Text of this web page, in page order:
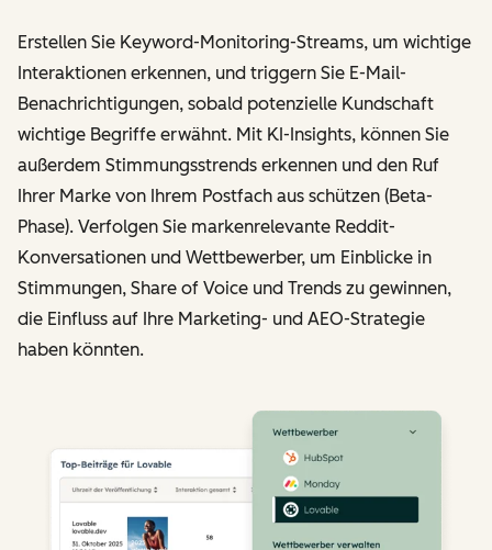
Erstellen Sie Keyword-Monitoring-Streams, um wichtige
Interaktionen erkennen, und triggern Sie E-Mail-
Benachrichtigungen, sobald potenzielle Kundschaft
wichtige Begriffe erwähnt. Mit KI-Insights, können Sie
außerdem Stimmungsstrends erkennen und den Ruf
Ihrer Marke von Ihrem Postfach aus schützen (Beta-
Phase). Verfolgen Sie markenrelevante Reddit-
Konversationen und Wettbewerber, um Einblicke in
Stimmungen, Share of Voice und Trends zu gewinnen,
die Einfluss auf Ihre Marketing- und AEO-Strategie
haben könnten.